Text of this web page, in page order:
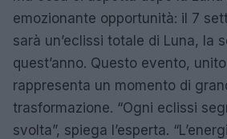
emozionante opportunità: il 7
sarà un’eclissi totale di Luna, la
quest’anno. Questo evento,
rappresenta un momento di
trasformazione. “Ogni eclissi
svolta”, spiega l’esperta.